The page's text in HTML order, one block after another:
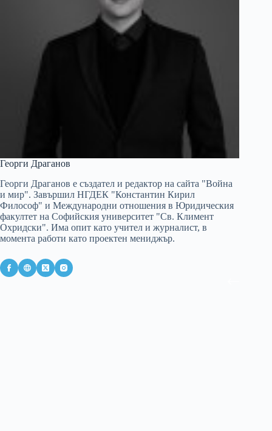
Георги Драганов
Георги Драганов е създател и редактор на сайта "Война
и мир". Завършил НГДЕК "Константин Кирил
Философ" и Международни отношения в Юридическия
факултет на Софийския университет "Св. Климент
Охридски". Има опит като учител и журналист, в
момента работи като проектен мениджър.